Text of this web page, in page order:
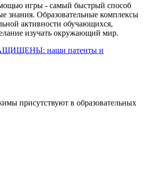
игры - самый быстрый способ
знания. Образовательные комплексы
активности обучающихся,
изучать окружающий мир.
наши патенты и
присутствуют в образовательных